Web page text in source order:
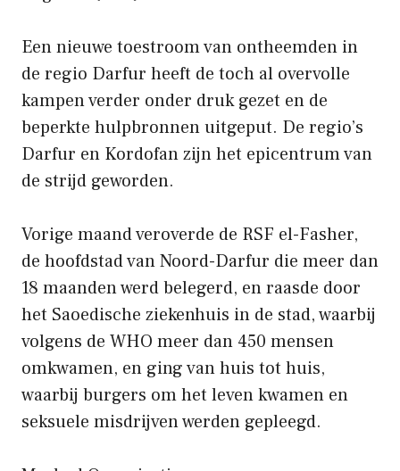
Een nieuwe toestroom van ontheemden in
de regio Darfur heeft de toch al overvolle
kampen verder onder druk gezet en de
beperkte hulpbronnen uitgeput. De regio’s
Darfur en Kordofan zijn het epicentrum van
de strijd geworden.
Vorige maand veroverde de RSF el-Fasher,
de hoofdstad van Noord-Darfur die meer dan
18 maanden werd belegerd, en raasde door
het Saoedische ziekenhuis in de stad, waarbij
volgens de WHO meer dan 450 mensen
omkwamen, en ging van huis tot huis,
waarbij burgers om het leven kwamen en
seksuele misdrijven werden gepleegd.